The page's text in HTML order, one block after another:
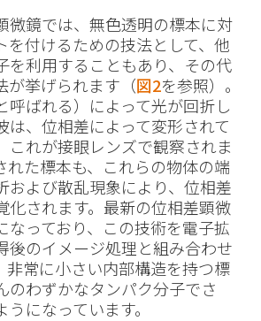
微鏡では、無色透明の標本に対
を付けるための技法として、他
を利用することもあり、その代
が挙げられます（図2を参照）。
呼ばれる）によって光が回折し
は、位相差によって変形されて
これが接眼レンズで観察されま
れた標本も、これらの物体の端
および散乱現象により、位相差
化されます。最新の位相差顕微
なっており、この技術を電子拡
後のイメージ処理と組み合わせ
非常に小さい内部構造を持つ標
のわずかなタンパク分子でさ
になっています。